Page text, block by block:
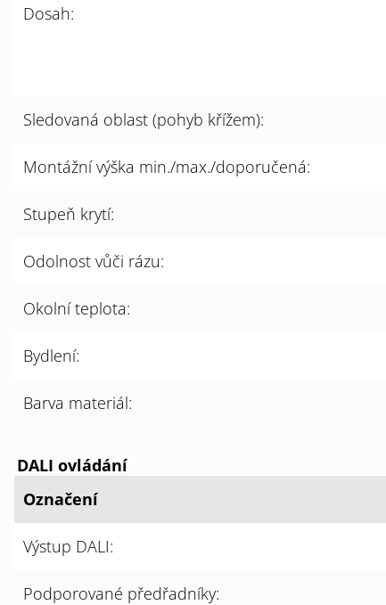
Dosah:
Sledovaná oblast (pohyb křížem):
Montážní výška min./max./doporučená:
Stupeň krytí:
Odolnost vůči rázu:
Okolní teplota:
Bydlení:
Barva materiál:
DALI ovládání
Označení
Výstup DALI:
Podporované předřadníky: